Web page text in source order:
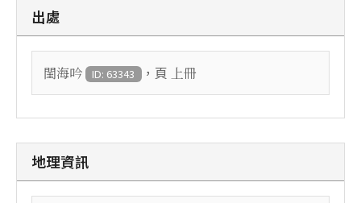
出處
閨海吟 ID: 63343 ，頁 上冊
地理資訊